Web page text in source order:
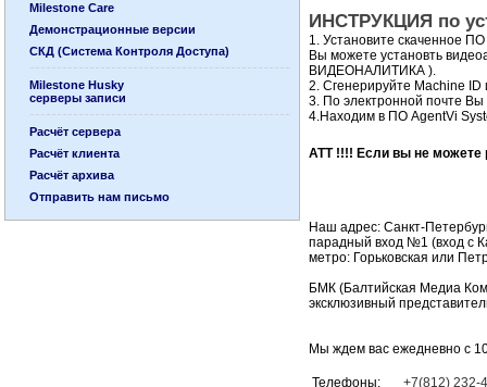
Milestone Care
Демонстрационные версии
СКД (Система Контроля Доступа)
Milestone Husky
серверы записи
Расчёт сервера
Расчёт клиента
Расчёт архива
Отправить нам письмо
ИНСТРУКЦИЯ по
1. Установите скаченное
Вы можете установть
ВИДЕОНАЛИТИКА ).
2. Сгенерируйте Machine
3. По электронной почте
4.Находим в ПО AgentVi
ATT !!!! Если вы не можете
Наш адрес: Санкт-
парадный вход №1 (вход с
метро: Горьковская или
БМК (Балтийская Медиа
эксклюзивный
Мы ждем вас ежедневно с
Телефоны: +7(812) 232-